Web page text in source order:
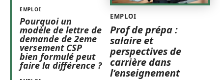
EMPLOI
Pourquoi un
modèle de lettre de
demande de 2eme
versement CSP
bien formulé peut
faire la différence ?
EMPLOI
Prof de prépa :
salaire et
perspectives de
carrière dans
l’enseignement